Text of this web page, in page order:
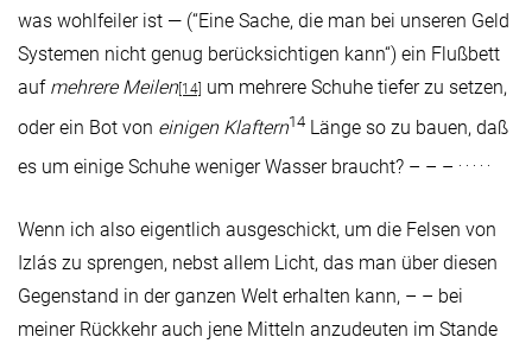
was wohlfeiler ist — (“Eine Sache, die man bei unseren Geld
Systemen nicht genug berücksichtigen kann“) ein Flußbett
auf mehrere Meilen[14] um mehrere Schuhe tiefer zu setzen,
oder ein Bot von einigen Klaftern14 Länge so zu bauen, daß
es um einige Schuhe weniger Wasser braucht? – – –
Wenn ich also eigentlich ausgeschickt, um die Felsen von
Izlás zu sprengen, nebst allem Licht, das man über diesen
Gegenstand in der ganzen Welt erhalten kann, – – bei
meiner Rückkehr auch jene Mitteln anzudeuten im Stande